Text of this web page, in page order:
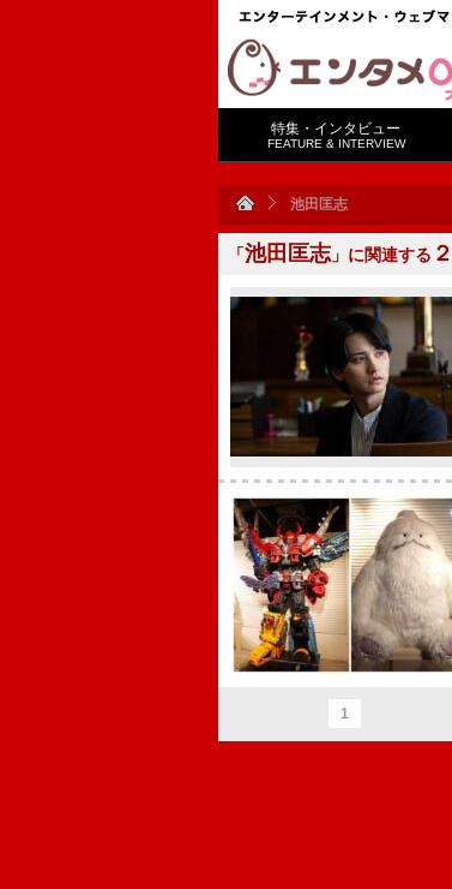
特集・インタビュー
FEATURE & INTERVIEW
池田匡志
「池田匡志 」に関連する ２
1